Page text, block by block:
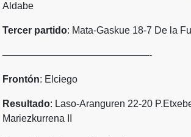
Aldabe
Tercer partido: Mata-Gaskue 18-7 De la
———————————————-
Frontón: Elciego
Resultado: Laso-Aranguren 22-20
Mariezkurrena II